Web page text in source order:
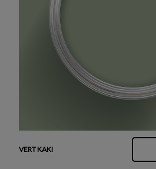
VERT KAKI